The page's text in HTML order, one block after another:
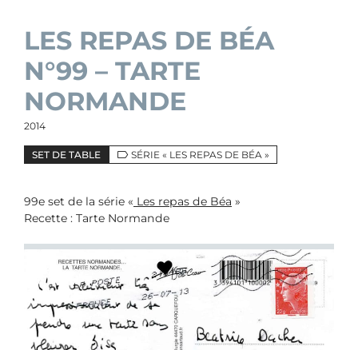
LES REPAS DE BÉA
N°99 – TARTE
NORMANDE
2014
SET DE TABLE SÉRIE « LES REPAS DE BÉA »
99e set de la série « Les repas de Béa »
Recette : Tarte Normande